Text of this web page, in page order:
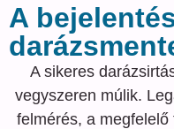
A
A sikeres
vegyszeren múlik.
felmérés, a